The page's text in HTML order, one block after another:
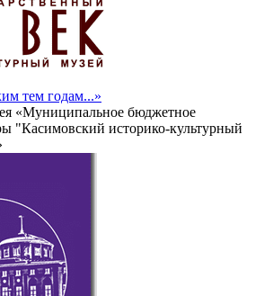
тем годам...»
«Муниципальное бюджетное
"Касимовский историко-культурный